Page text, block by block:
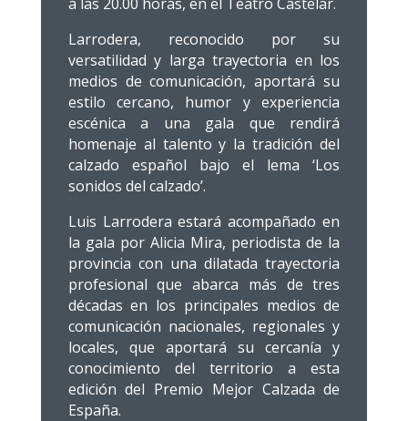
Larrodera, reconocido por su
versatilidad y larga trayectoria en los
medios de comunicación, aportará su
estilo cercano, humor y experiencia
escénica a una gala que rendirá
homenaje al talento y la tradición del
calzado español bajo el lema ‘Los
sonidos del calzado’.
Luis Larrodera estará acompañado en
la gala por Alicia Mira, periodista de la
provincia con una dilatada trayectoria
profesional que abarca más de tres
décadas en los principales medios de
comunicación nacionales, regionales y
locales, que aportará su cercanía y
conocimiento del territorio a esta
edición del Premio Mejor Calzada de
España.